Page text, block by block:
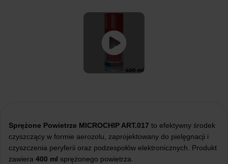
Sprężone Powietrze MICROCHIP ART.017 to efektywny środek
czyszczący w formie aerozolu, zaprojektowany do pielęgnacji i
czyszczenia peryferii oraz podzespołów elektronicznych. Produkt
zawiera 400 ml sprężonego powietrza.